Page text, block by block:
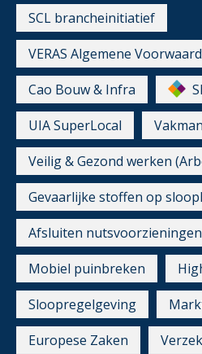
SCL brancheinitiatief
VERAS Algemene
Cao Bouw & Infra
UIA SuperLocal
Veilig & Gezond werken
Gevaarlijke stoffen op
Afsluiten nutsvoorzieningen
Mobiel puinbreken
Sloopregelgeving
Europese Zaken